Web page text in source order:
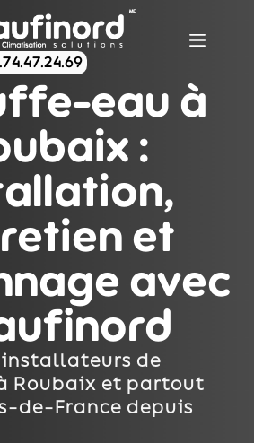
eau à
:
et
avec
installateurs de
Roubaix et partout
de-France depuis